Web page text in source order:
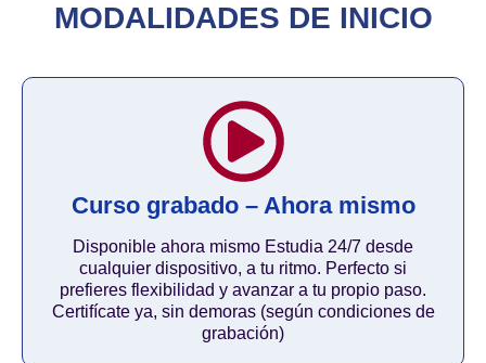
MODALIDADES DE INICIO
Curso grabado – Ahora mismo
Disponible ahora mismo Estudia 24/7 desde
cualquier dispositivo, a tu ritmo. Perfecto si
prefieres flexibilidad y avanzar a tu propio paso.
Certifícate ya, sin demoras (según condiciones de
grabación)